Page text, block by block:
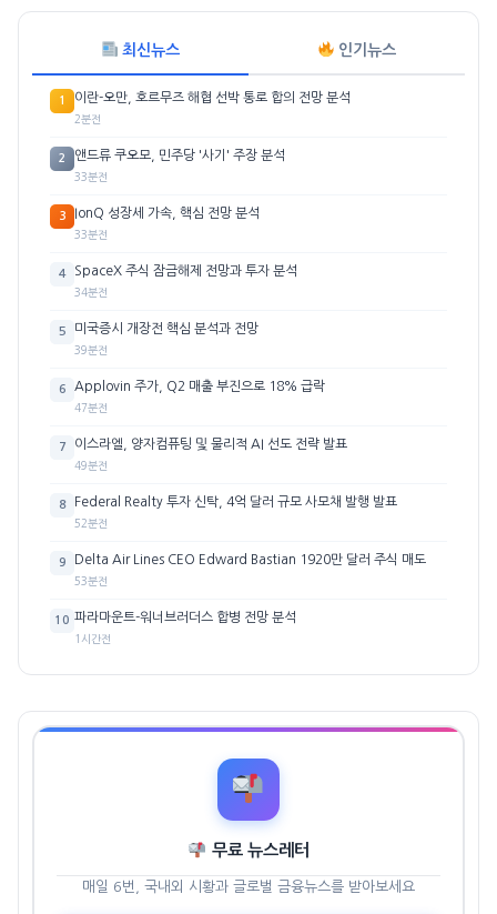
최신뉴스 인기뉴스
1 이란-오만, 호르무즈 해협 선박 통로 합의 전망 분석
2분전
2 앤드류 쿠오모, 민주당 '사기' 주장 분석
33분전
3 IonQ 성장세 가속, 핵심 전망 분석
33분전
4 SpaceX 주식 잠금해제 전망과 투자 분석
34분전
5 미국증시 개장전 핵심 분석과 전망
39분전
6 Applovin 주가, Q2 매출 부진으로 18% 급락
47분전
7 이스라엘, 양자컴퓨팅 및 물리적 AI 선도 전략 발표
49분전
8 Federal Realty 투자 신탁, 4억 달러 규모 사모채 발행 발표
52분전
9 Delta Air Lines CEO Edward Bastian 1920만 달러 주식 매도
53분전
10 파라마운트-워너브러더스 합병 전망 분석
1시간전
무료 뉴스레터
매일 6번, 국내외 시황과 글로벌 금융뉴스를 받아보세요